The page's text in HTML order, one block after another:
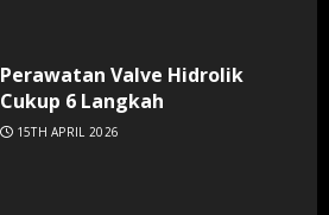
Perawatan Valve Hidrolik
Cukup 6 Langkah
15TH APRIL 2026